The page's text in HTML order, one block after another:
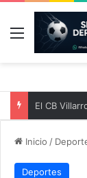
Menú
Inicio /
Deportes